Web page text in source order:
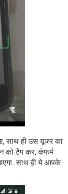
साथ ही उस यूजर का
को टैप कर, कंफर्म
साथ ही ये आपके